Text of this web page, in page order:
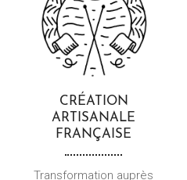
CRÉATION
ARTISANALE
FRANÇAISE
Transformation auprès